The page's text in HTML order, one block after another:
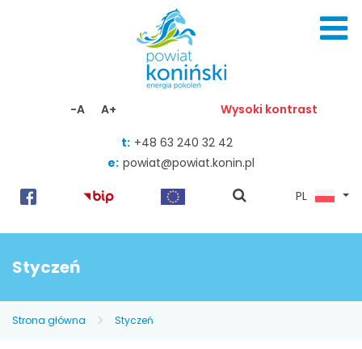
-A A+ Wysoki kontrast
t: +48 63 240 32 42
e: powiat@powiat.konin.pl
pokaż
PL
Styczeń
Strona główna Styczeń